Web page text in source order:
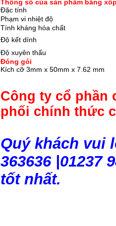
Thông số của sản phẩm băng
Đặc tính
Phạm vi nhiệt độ
Tính kháng hóa chất
Độ kết dính
Độ xuyên thấu
Đóng gói
Kích cỡ 3mm x 50mm x 7.62 mm
Công ty cổ phần
phối chính thức
Quý khách vui
363636 |01237
tốt nhất.